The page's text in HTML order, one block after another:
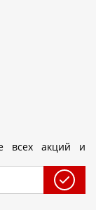
всех акций и